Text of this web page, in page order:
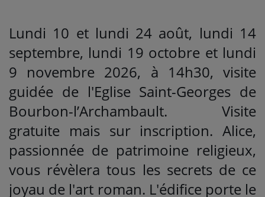
Lundi 10 et lundi 24 août, lundi 14
septembre, lundi 19 octobre et lundi
9 novembre 2026, à 14h30, visite
guidée de l'Eglise Saint-Georges de
Bourbon-l’Archambault. Visite
gratuite mais sur inscription. Alice,
passionnée de patrimoine religieux,
vous révèlera tous les secrets de ce
joyau de l'art roman. L'édifice porte le